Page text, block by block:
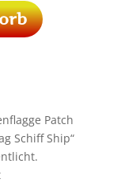
Patch
Schiff Ship“